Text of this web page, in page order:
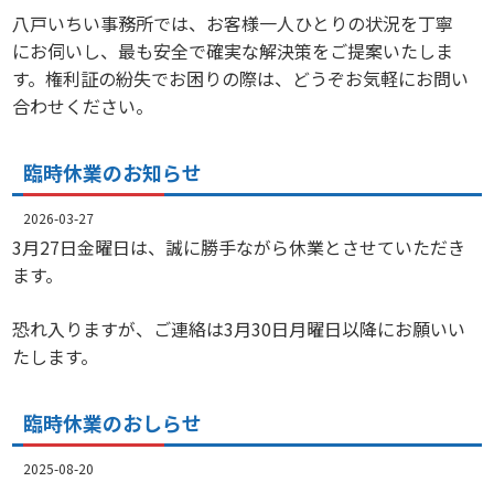
八戸いちい事務所では、お客様一人ひとりの状況を丁寧
にお伺いし、最も安全で確実な解決策をご提案いたしま
す。権利証の紛失でお困りの際は、どうぞお気軽にお問い
合わせください。
臨時休業のお知らせ
2026-03-27
3月27日金曜日は、誠に勝手ながら休業とさせていただき
ます。
恐れ入りますが、ご連絡は3月30日月曜日以降にお願いい
たします。
臨時休業のおしらせ
2025-08-20